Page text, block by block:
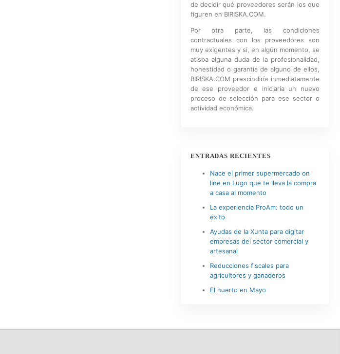
de decidir qué proveedores serán los que
figuren en BIRISKA.COM.
Por otra parte, las condiciones
contractuales con los proveedores son
muy exigentes y si, en algún momento, se
atisba alguna duda de la profesionalidad,
honestidad o garantía de alguno de ellos,
BIRISKA.COM prescindiría inmediatamente
de ese proveedor e iniciaría un nuevo
proceso de selección para ese sector o
actividad económica.
ENTRADAS RECIENTES
Nace el primer supermercado on
line en Lugo que te lleva la compra
a casa al momento
La experiencia ProAm: todo un
éxito
Ayudas de la Xunta para digitar
empresas del sector comercial y
artesanal
Reducciones fiscales para
agricultores y ganaderos
El huerto en Mayo